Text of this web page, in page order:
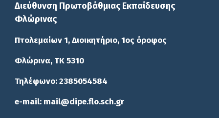
Διεύθυνση Πρωτοβάθμιας Εκπαίδευσης
Φλώρινας
Πτολεμαίων 1, Διοικητήριο, 1ος όροφος
Φλώρινα, ΤΚ 5310
Τηλέφωνο: 2385054584
e-mail: mail@dipe.flo.sch.gr